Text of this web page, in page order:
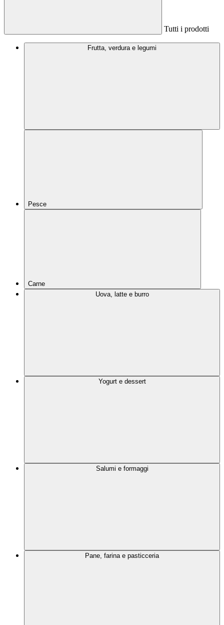
Tutti i prodotti
Frutta, verdura e legumi
Pesce
Carne
Uova, latte e burro
Yogurt e dessert
Salumi e formaggi
Pane, farina e pasticceria